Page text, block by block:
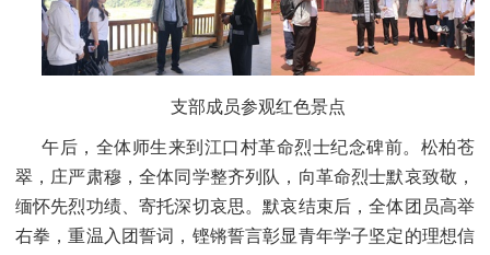
支部成员参观红色景点
午后，全体师生来到江口村革命烈士纪念碑前。松柏苍
翠，庄严肃穆，全体同学整齐列队，向革命烈士默哀致敬，
缅怀先烈功绩、寄托深切哀思。默哀结束后，全体团员高举
右拳，重温入团誓词，铿锵誓言彰显青年学子坚定的理想信